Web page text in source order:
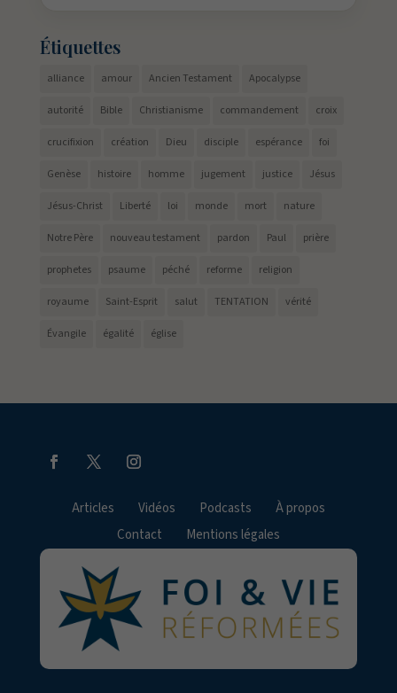
Étiquettes
alliance amour Ancien Testament Apocalypse
autorité Bible Christianisme commandement croix
crucifixion création Dieu disciple espérance foi
Genèse histoire homme jugement justice Jésus
Jésus-Christ Liberté loi monde mort nature
Notre Père nouveau testament pardon Paul prière
prophetes psaume péché reforme religion
royaume Saint-Esprit salut TENTATION vérité
Évangile égalité église
Articles Vidéos Podcasts
À propos
Contact
Mentions légales